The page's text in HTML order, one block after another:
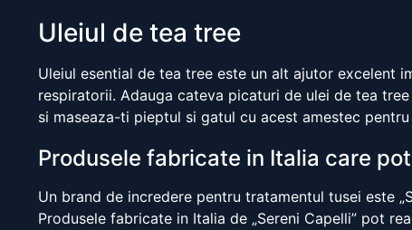
Uleiul de tea tree
Uleiul esential de tea tree este un alt ajutor excelent
respiratorii. Adauga cateva picaturi de ulei de tea
si maseaza-ti pieptul si gatul cu acest amestec
Produsele fabricate in Italia care
Un brand de incredere pentru tratamentul tusei este
Produsele fabricate in Italia de „Sereni Capelli” pot